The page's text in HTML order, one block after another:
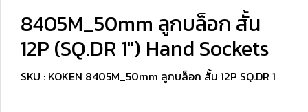
8405M_50mm ลูกบล็อก สั้น
12P (SQ.DR 1") Hand Sockets
SKU : KOKEN 8405M_50mm ลูกบล็อก สั้น 12P SQ.DR 1